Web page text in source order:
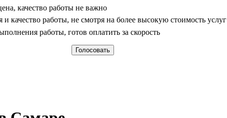
качество работы не важно
и качество работы, не смотря на более высокую стоимость услуг
работы, готов оплатить за скорость